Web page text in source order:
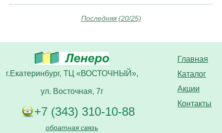
Последняя (20/25)
Главная
Каталог
Акции
Контакты
г.Екатеринбург, ТЦ «ВОСТОЧНЫЙ»,
ул. Восточная, 7г
+7 (343) 310-10-88
обратная связь